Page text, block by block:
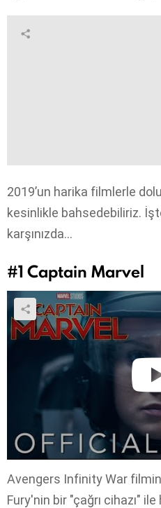
2019’un harika filmlerle
kesinlikle bahsedebiliriz.
karşınızda…
#1 Captain Marvel
Avengers Infinity War
Fury'nin bir "çağrı cihazı"